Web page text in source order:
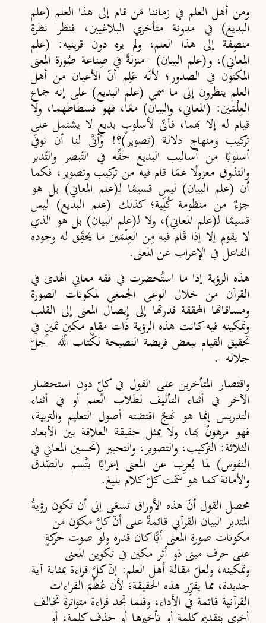
ومن أهل العلم في زماننا مَن قام إلى هذا العلم (علم
البديع) في مدونة متأخري البلاغيين، فنظر نظرة
منصِفة إلى هذا العلم، ولم يره دون قرينيه: (علم
المعاني)، و(علم البيان) -منزلةً في صِناعة صُورة المعنى
المكنون في الصدور؛ لأنّه عَلِم أنّ الأعيان من أهل
العلم ينظرون إلى ما سمي (علم البديع) على إنه جماع
العِلْمَين: (المعاني، والبيان) معًا، فهو فسطاطهما، ولا
قيام له إلا بهما، فأنّى لأسلوبٍ بديعٍ لا يشتمل على
تركيب ومنهاج دلالة (تصوير)؟! وأنَّى لنا أن نوفّي
أسلوبًا من أساليب البديع حقَّه في التّبصر والتّدبر
والتذوق معزولًا عمّا قام فيه من تركيب وتصوير، فكما
أن (علم البيان) ليس قسيمًا لـ(علم المعاني) بل هو
جزءٌ من منظومة كُلِّية؛ كذلك (علم البديع) ليس
قسيمًا لـ(علم المعاني)، ولا لـ(علم البيان) بل هو الذي
لا يقوم إلا إذا قَام فيه مِن العِلْمَين ما يحقِّق له وجوده
الفاعل في الإعراب عن المعنى.
هذه الرؤية إذا ما استُحضرت في فقه معاني الهدى في
القرآن من خلال الوعي الجمعي لمكونات الصورة
ومساقاتها المحققة قدرتها إلى إِيصال المعنى إلى القلب
وتمكينه فيه كانت هذه الرؤية ذات مقامٍ مكينٍ ثمينٍ في
تحقيق القيام ببعض فريضة النصيحة لكتاب الله -جلّ
جلاله-.
واقتصار المتأخرين على القول في كلٍّ دون استحضار
الآخر في أثناء التأليف لطلاب العلم أو في أثناء
التدريس إنما هو نهجٌ اقتضته أصول التعليم والتربية،
فهو مرهونٌ بها، ولا يمثل حقيقة العلاقة بين الأبعاد
الثلاثة: التركيب، والتصوير، والتحبير (تحسين المعاني في
النفوس) لما يُعرِب عن المعنى إعرابًا يتَّسم بالصّدق
والأمانة كما هو سَمْت كلّ كلام بليغ.
محصل القول أنّ هذه الأوراق تسعَى إلى أن تكون رؤيةُ
المتدبر البيان القرآني قائمةً على أنّ كلَّ مكوّن من
مكونات صورة المعنى أيًّا كان قدره ولو صوت حركةٍ
على حرف مبنى ذو أثر مكين في تكوين المعنى
وتمكينه، ولعلّ مقالة أهل العلم: إنّ كلَّ قراءة بمثابة آية
جديدة، مما يقرِّر هذه الحقيقة؛ لأن عُظْمَ القراءات
القرآنية قائمة في الأداء، وقلما تجد قراءة متواترة تخالف